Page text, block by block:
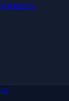
mercado